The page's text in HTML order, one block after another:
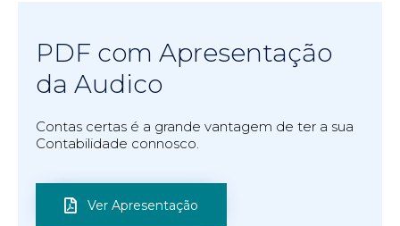
PDF com Apresentação
da Audico
Contas certas é a grande vantagem de ter a sua
Contabilidade connosco.
Ver Apresentação